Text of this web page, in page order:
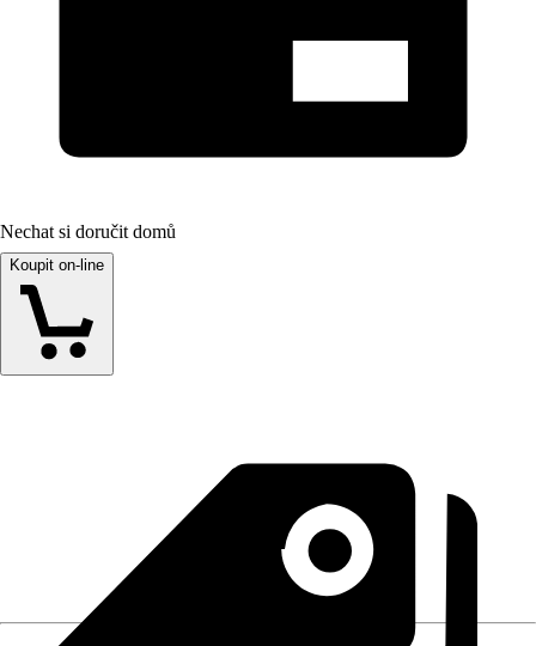
Nechat si doručit domů
Koupit on-line